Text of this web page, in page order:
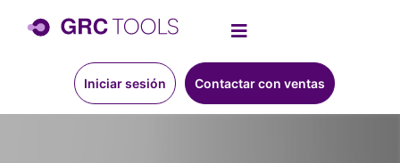
Iniciar sesión Contactar con ventas